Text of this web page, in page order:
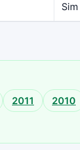
Sim
2011 2010